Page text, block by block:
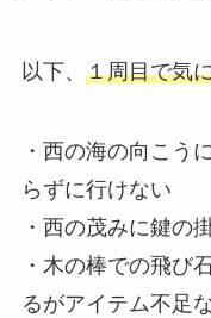
以下、 １周目で気
・西の海の向こう
らずに行けない
・西の茂みに鍵の
・木の棒での飛び
るがアイテム不足